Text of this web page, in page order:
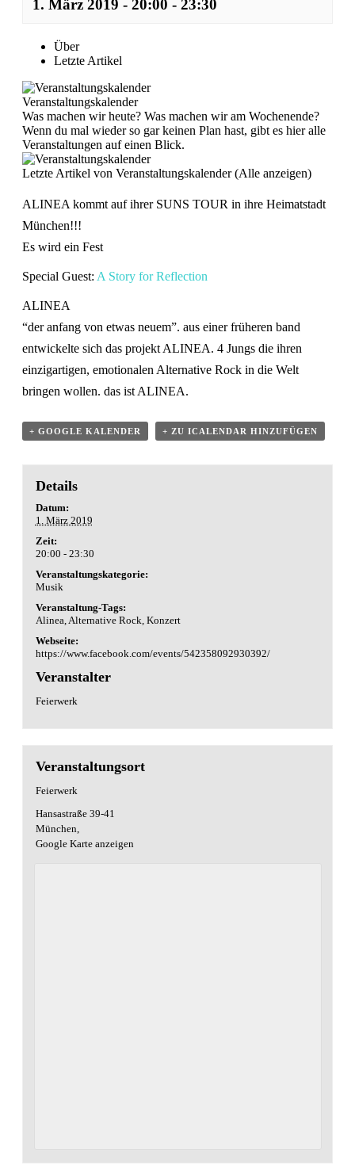
1. März 2019 - 20:00 - 23:30
Veranstaltung
Navigation
Über
Letzte Artikel
Veranstaltungskalender
Was machen wir heute? Was machen wir am Wochenende?
Wenn du mal wieder so gar keinen Plan hast, gibt es hier alle
Veranstaltungen auf einen Blick.
Letzte Artikel von Veranstaltungskalender(Alle anzeigen)
ALINEA kommt auf ihrer SUNS TOUR in ihre Heimatstadt
München!!!
Es wird ein Fest
Special Guest: A Story for Reflection
ALINEA
“der anfang von etwas neuem”. aus einer früheren band
entwickelte sich das projekt ALINEA. 4 Jungs die ihren
einzigartigen, emotionalen Alternative Rock in die Welt
bringen wollen. das ist ALINEA.
+ GOOGLE KALENDER + ZU ICALENDAR HINZUFÜGEN
Details
Datum:
1. März 2019
Zeit:
20:00 - 23:30
Veranstaltungskategorie:
Musik
Veranstaltung-Tags:
Alinea Alternative Rock Konzert
Webseite:
https://www.facebook.com/events/542358092930392/
Veranstalter
Feierwerk
Veranstaltungsort
Feierwerk
Hansastraße 39-41
München
Google Karte anzeigen